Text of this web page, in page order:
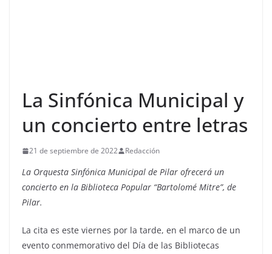
La Sinfónica Municipal y
un concierto entre letras
21 de septiembre de 2022 Redacción
La Orquesta Sinfónica Municipal de Pilar ofrecerá un
concierto en la Biblioteca Popular “Bartolomé Mitre”, de
Pilar.
La cita es este viernes por la tarde, en el marco de un
evento conmemorativo del Día de las Bibliotecas